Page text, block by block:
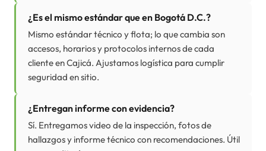
¿Es el mismo estándar que en Bogotá D.C.?
Mismo estándar técnico y flota; lo que cambia son
accesos, horarios y protocolos internos de cada
cliente en Cajicá. Ajustamos logística para cumplir
seguridad en sitio.
¿Entregan informe con evidencia?
Sí. Entregamos video de la inspección, fotos de
hallazgos y informe técnico con recomendaciones. Útil